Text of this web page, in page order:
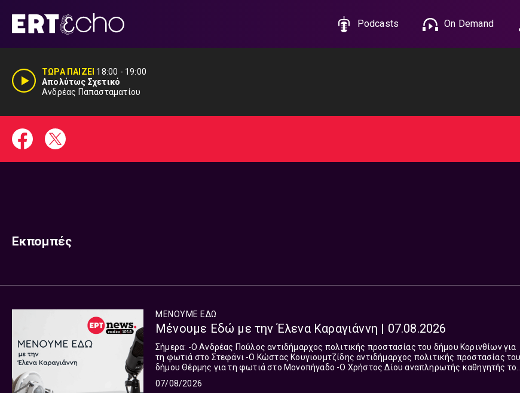
περιεχόμενο
Podcasts On Demand
ΤΩΡΑ ΠΑΙΖΕΙ 18:00 - 19:00
Απολύτως Σχετικό
Ανδρέας Παπασταματίου
Εκπομπές
ΜΕΝΟΥΜΕ ΕΔΩ
Μένουμε Εδώ με την Έλενα Καραγιάννη | 07.08.2026
Σήμερα: -Ο Ανδρέας Πούλος αντιδήμαρχος πολιτικής προστασίας του δήμου Κορινθίων για
τη φωτιά στο Στεφάνι -Ο Κώστας Κουγιουμτζίδης αντιδήμαρχος πολιτικής προστασίας του
δήμου Θέρμης για τη φωτιά στο Μονοπήγαδο -Ο Χρήστος Δίου αναπληρωτής καθηγητής του
την τεχνητή νοημοσύνη και τη μηχανική μάθηση για το τι σηματοδοτεί η τοποθέτηση του
07/08/2026